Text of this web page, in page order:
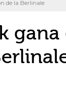
de la Berlinale
gana